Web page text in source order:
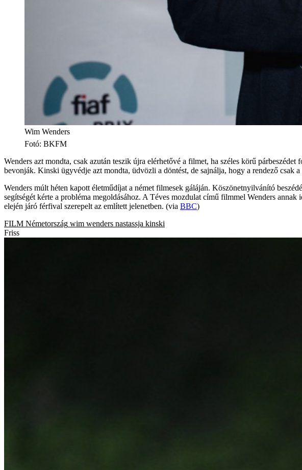
Wim Wenders
Fotó: BKFM
Wenders azt mondta, csak azután teszik újra elérhetővé a filmet, ha széles körű
bevonják. Kinski ügyvédje azt mondta, üdvözli a döntést, de sajnálja, hogy a rendező csak
Wenders múlt héten kapott életműdíjat a német filmesek gáláján. Köszönetnyilvánító
segítségét kérte a probléma megoldásához. A Téves mozdulat című filmmel Wenders
elején járó férfival szerepelt az említett jelenetben. (via BBC)
FILM Németország wim wenders nastassja kinski
Friss